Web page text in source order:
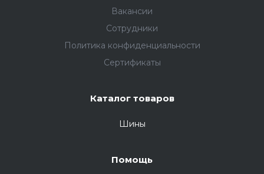
Вакансии
Сотрудники
Политика конфиденциальности
Сертификаты
Каталог товаров
Шины
Помощь